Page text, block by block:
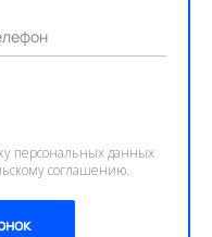
персональных данных
соглашению.